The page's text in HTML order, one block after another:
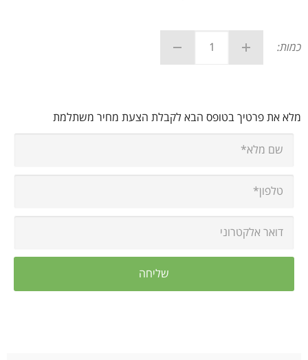
כמות:
מלא את פרטיך בטופס הבא לקבלת הצעת מחיר משתלמת